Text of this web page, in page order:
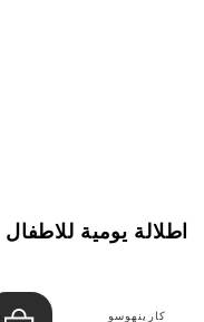
اطلالة يومية للاطفال
كارينهوسو